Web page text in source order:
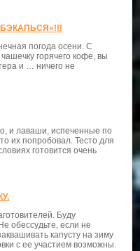
погода осени. С
горячего кофе, вы
и … ничего не
и лаваши, испеченные по
их попробовал. Тесто для
готовится очень
Буду
обессудьте, если не
капусту на зиму
с ее участием возможны.